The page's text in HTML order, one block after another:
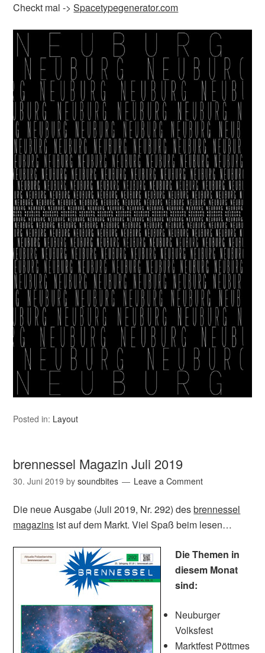
Checkt mal ->Spacetypegenerator.com
Posted in: Layout
brennessel Magazin Juli 2019
30. Juni 2019 bysoundbites Leave a Comment
Die neue Ausgabe (Juli 2019, Nr. 292) desbrennessel
magazins ist auf dem Markt. Viel Spaß beim lesen…
Die Themen in
diesem Monat
sind:
Neuburger
Volksfest
Marktfest Pöttmes